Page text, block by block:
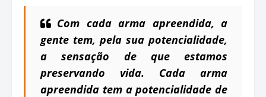
Com cada arma apreendida, a
gente tem, pela sua potencialidade,
a sensação de que estamos
preservando vida. Cada arma
apreendida tem a potencialidade de